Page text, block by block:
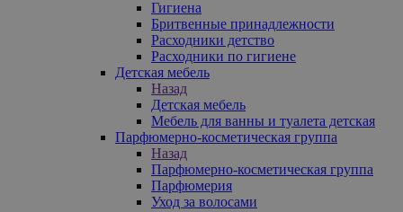
Гигиена
Бритвенные принадлежности
Расходники детство
Расходники по гигиене
Детская мебель
Назад
Детская мебель
Мебель для ванны и туалета детская
Парфюмерно-косметическая группа
Назад
Парфюмерно-косметическая группа
Парфюмерия
Уход за волосами